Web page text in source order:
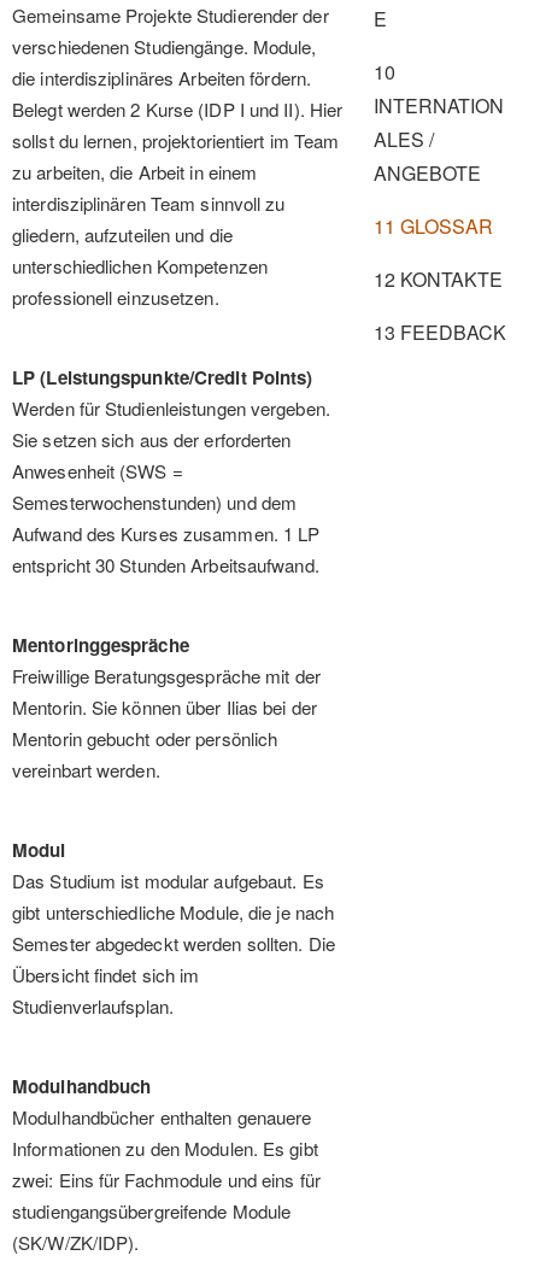
Gemeinsame Projekte Studierender der
verschiedenen Studiengänge. Module,
die interdisziplinäres Arbeiten fördern.
Belegt werden 2 Kurse (IDP I und II). Hier
sollst du lernen, projektorientiert im Team
zu arbeiten, die Arbeit in einem
interdisziplinären Team sinnvoll zu
gliedern, aufzuteilen und die
unterschiedlichen Kompetenzen
professionell einzusetzen.
LP (Leistungspunkte/Credit Points)
Werden für Studienleistungen vergeben.
Sie setzen sich aus der erforderten
Anwesenheit (SWS =
Semesterwochenstunden) und dem
Aufwand des Kurses zusammen. 1 LP
entspricht 30 Stunden Arbeitsaufwand.
Mentoringgespräche
Freiwillige Beratungsgespräche mit der
Mentorin. Sie können über Ilias bei der
Mentorin gebucht oder persönlich
vereinbart werden.
Modul
Das Studium ist modular aufgebaut. Es
gibt unterschiedliche Module, die je nach
Semester abgedeckt werden sollten. Die
Übersicht findet sich im
Studienverlaufsplan.
Modulhandbuch
Modulhandbücher enthalten genauere
Informationen zu den Modulen. Es gibt
zwei: Eins für Fachmodule und eins für
studiengangsübergreifende Module
(SK/W/ZK/IDP).
E
10
INTERNATION
ALES /
ANGEBOTE
11 GLOSSAR
12 KONTAKTE
13 FEEDBACK